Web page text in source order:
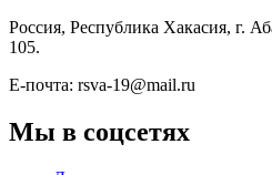
Россия, Республика Хакасия, г.
105.
Е-почта: rsva-19@mail.ru
Мы в соцсетях